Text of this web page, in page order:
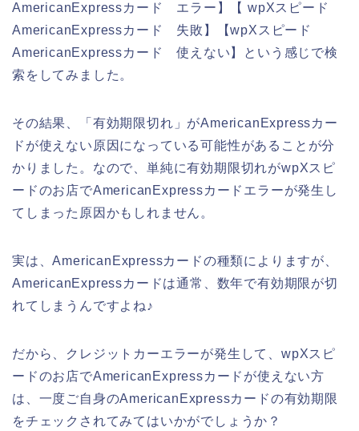
AmericanExpressカード エラー】【 wpXスピード
AmericanExpressカード 失敗】【wpXスピード
AmericanExpressカード 使えない】という感じで検
索をしてみました。
その結果、「有効期限切れ」がAmericanExpressカー
ドが使えない原因になっている可能性があることが分
かりました。なので、単純に有効期限切れがwpXスピ
ードのお店でAmericanExpressカードエラーが発生し
てしまった原因かもしれません。
実は、AmericanExpressカードの種類によりますが、
AmericanExpressカードは通常、数年で有効期限が切
れてしまうんですよね♪
だから、クレジットカーエラーが発生して、wpXスピ
ードのお店でAmericanExpressカードが使えない方
は、一度ご自身のAmericanExpressカードの有効期限
をチェックされてみてはいかがでしょうか？